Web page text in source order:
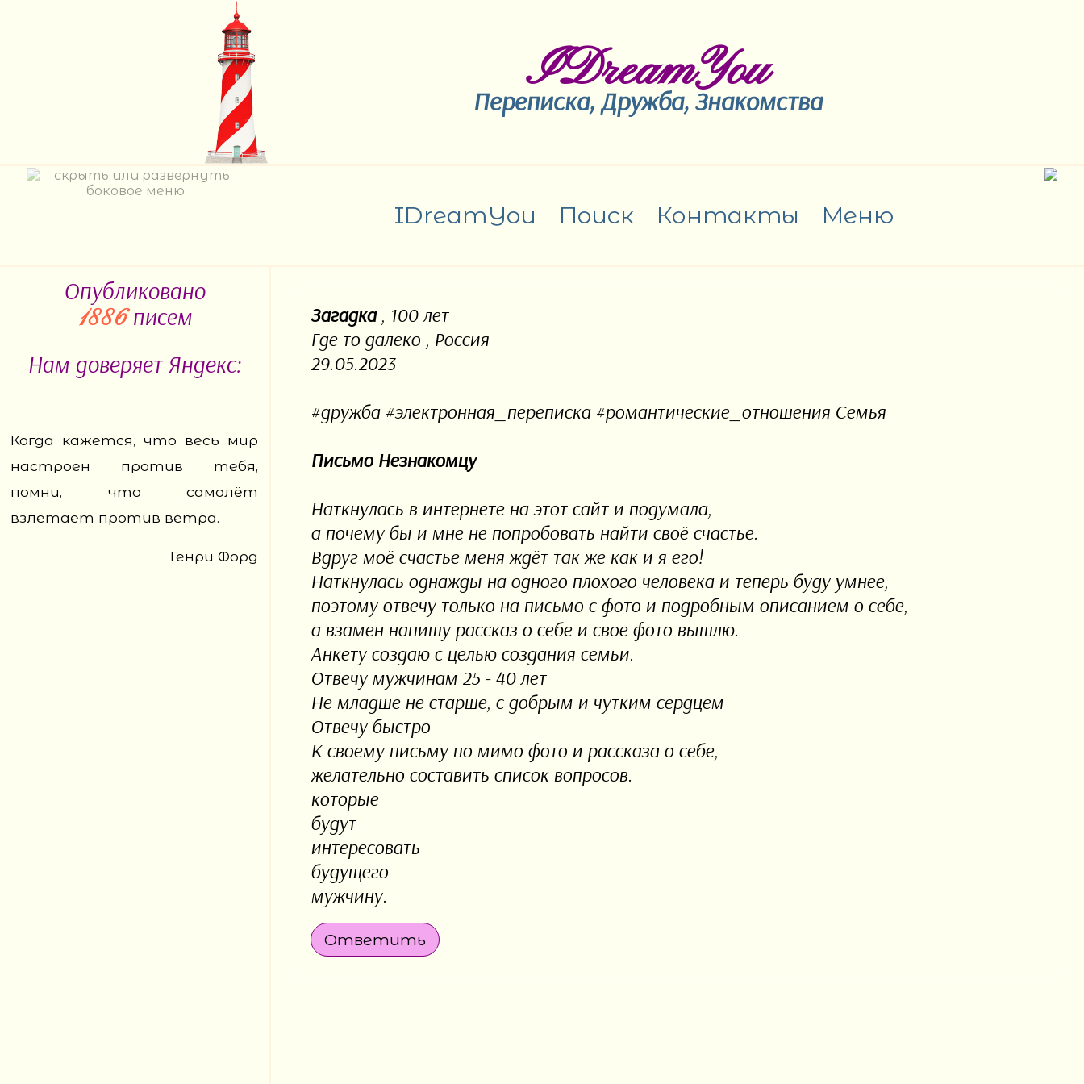
IDreamYou
Переписка, Дружба, Знакомства
IDreamYou Поиск Контакты Меню
Опубликовано
1886писем
Нам доверяет Яндекс:
Когда кажется, что весь мир
настроен против тебя,
помни, что самолёт
взлетает против ветра.
Генри Форд
Загадка , 100 лет
Где то далеко , Россия
29.05.2023
#дружба #электронная_переписка #романтические_отношения Семья
Письмо Незнакомцу
Наткнулась в интернете на этот сайт и подумала,
а почему бы и мне не попробовать найти своё счастье.
Вдруг моё счастье меня ждёт так же как и я его!
Наткнулась однажды на одного плохого человека и теперь буду умнее,
поэтому отвечу только на письмо с фото и подробным описанием о себе,
а взамен напишу рассказ о себе и свое фото вышлю.
Анкету создаю с целью создания семьи.
Отвечу мужчинам 25 - 40 лет
Не младше не старше, с добрым и чутким сердцем
Отвечу быстро
К своему письму по мимо фото и рассказа о себе,
желательно составить список вопросов.
которые
будут
интересовать
будущего
мужчину.